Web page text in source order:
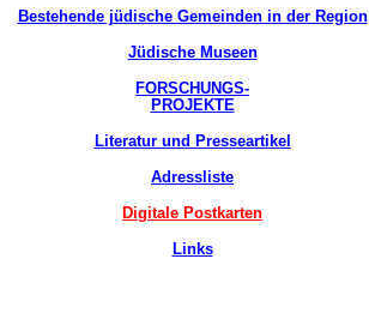
Bestehende jüdische Gemeinden in der Region
Jüdische Museen
FORSCHUNGS-
PROJEKTE
Literatur und Presseartikel
Adressliste
Digitale Postkarten
Links